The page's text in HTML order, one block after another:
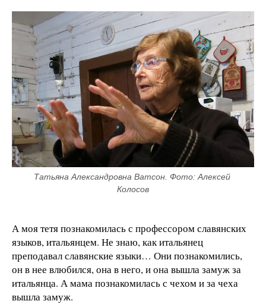
Татьяна Александровна Ватсон. Фото: Алексей
Колосов
А моя тетя познакомилась с профессором славянских
языков, итальянцем. Не знаю, как итальянец
преподавал славянские языки… Они познакомились,
он в нее влюбился, она в него, и она вышла замуж за
итальянца. А мама познакомилась с чехом и за чеха
вышла замуж.